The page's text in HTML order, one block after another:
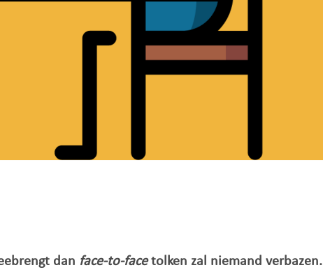
dan face-to-facetolken zal niemand verbazen.